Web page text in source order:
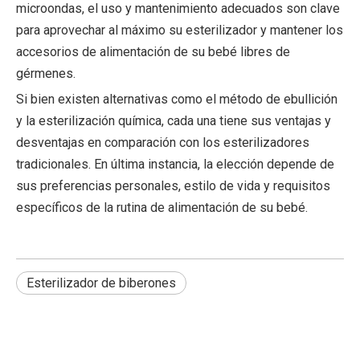
microondas, el uso y mantenimiento adecuados son clave
para aprovechar al máximo su esterilizador y mantener los
accesorios de alimentación de su bebé libres de
gérmenes.
Si bien existen alternativas como el método de ebullición
y la esterilización química, cada una tiene sus ventajas y
desventajas en comparación con los esterilizadores
tradicionales. En última instancia, la elección depende de
sus preferencias personales, estilo de vida y requisitos
específicos de la rutina de alimentación de su bebé.
Esterilizador de biberones